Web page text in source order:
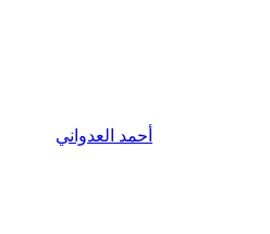
أحمد العدواني